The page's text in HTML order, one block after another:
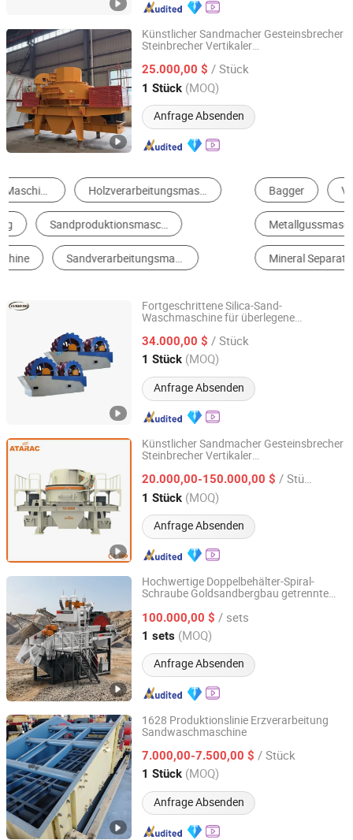
Künstlicher Sandmacher Gesteinsbrecher
Steinbrecher Vertikaler
25.000,00 $ / Stück
1 Stück (MOQ)
Anfrage Absenden
Zhengzhou Jemelon Mining Machinery Co.Ltd.
Henan, China Seit 2025
Bagger Vibrierender Bildschirm Sandwäscher
Metallgussmaschine Bergbau Crusher
Mineral Separator
Fortgeschrittene Silica-Sand-
Waschmaschine für überlegene
34.000,00 $ / Stück
1 Stück (MOQ)
Anfrage Absenden
Shandong Huimin Lusheng Metal Products Co., LTD
Shandong, China Seit 2024
Künstlicher Sandmacher Gesteinsbrecher
Steinbrecher Vertikaler
20.000,00-150.000,00 $ / Stück
1 Stück (MOQ)
Anfrage Absenden
ATAIRAC ENGINEERED PRODUCTS INC(CHINA)
Shanghai, China Seit 2017
Hochwertige Doppelbehälter-Spiral-
Schraube Goldsandbergbau getrennte
100.000,00 $ / sets
1 sets (MOQ)
Anfrage Absenden
Fujian South Highway Machinery Co., Ltd.
Fujian, China Seit 2012
1628 Produktionslinie Erzverarbeitung
Sandwaschmaschine
7.000,00-7.500,00 $ / Stück
1 Stück (MOQ)
Anfrage Absenden
Shijiazhuang Haihui Machinery Co., Ltd.
Hebei, China Seit 2025